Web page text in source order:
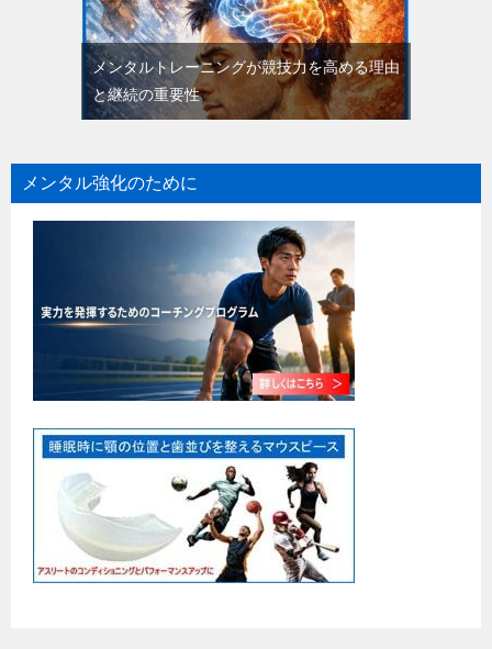
メンタルトレーニングが競技力を高める理由
と継続の重要性
メンタル強化のために